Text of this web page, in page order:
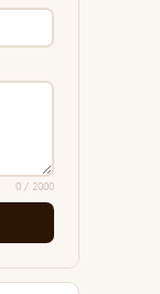
0 / 2000